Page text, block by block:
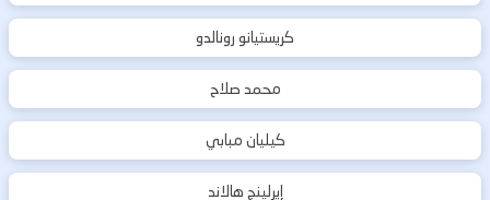
كريستيانو رونالدو
محمد صلاح
كيليان مبابي
إيرلينج هالاند